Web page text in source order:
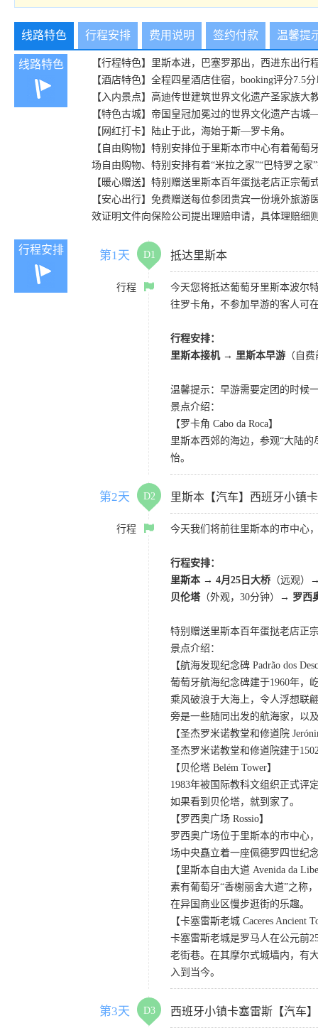
线路特色 行程安排 费用说明 签约付款 温馨提
线路特色
【行程特色】里斯本进，巴塞罗那出，西进东出行
【酒店特色】全程四星酒店住宿，booking评分7.5
【入内景点】高迪传世建筑世界文化遗产圣家族
【特色古城】帝国皇冠加冕过的世界文化遗产古
【网红打卡】陆止于此，海始于斯—罗卡角。
【自由购物】特别安排位于里斯本市中心有着葡
场自由购物、特别安排有着“米拉之家”“巴特罗之
【暖心赠送】特别赠送里斯本百年蛋挞老店正宗葡
【安心出行】免费赠送每位参团贵宾一份境外旅
效证明文件向保险公司提出理赔申请，具体理赔细
行程安排 第1天 D1 抵达里斯本
行程
今天您将抵达葡萄牙里斯本波尔
往罗卡角，不参加早游的客人可
行程安排：
里斯本接机 → 里斯本早游 （自
温馨提示：早游需要定团的时候
景点介绍：
【罗卡角 Cabo da Roca】
里斯本西郊的海边，参观“大陆
怡。
第2天 D2 里斯本【汽车】西班牙小镇
行程 今天我们将前往里斯本的市中心
行程安排：
里斯本 → 4月25日大桥 （远观）
贝伦塔（外观，30分钟） → 罗西
特别赠送里斯本百年蛋挞老店正
景点介绍：
【航海发现纪念碑 Padrão dos
葡萄牙航海纪念碑建于1960年，
乘风破浪于大海上，令人浮想联
旁是一些随同出发的航海家，以
【圣杰罗米诺教堂和修道院
圣杰罗米诺教堂和修道院建于
【贝伦塔 Belém Tower】
1983年被国际教科文组织正式评
如果看到贝伦塔，就到家了。
【罗西奥广场 Rossio】
罗西奥广场位于里斯本的市中心
场中央矗立着一座佩德罗四世纪
【里斯本自由大道 Avenida da
素有葡萄牙“香榭丽舍大道”之称
在异国商业区慢步逛街的乐趣。
【卡塞雷斯老城 Caceres Ancient
卡塞雷斯老城是罗马人在公元前
老街巷。在其摩尔式城墙内，有
入到当今。
第3天 D3 西班牙小镇卡塞雷斯【汽车